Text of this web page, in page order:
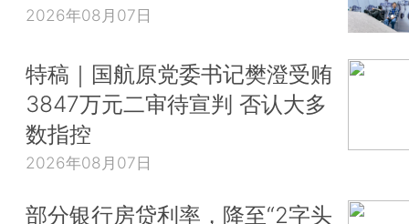
2026年08月07日
特稿｜国航原党委书记樊澄受贿
3847万元二审待宣判 否认大多
数指控
2026年08月07日
部分银行房贷利率，降至“2字头